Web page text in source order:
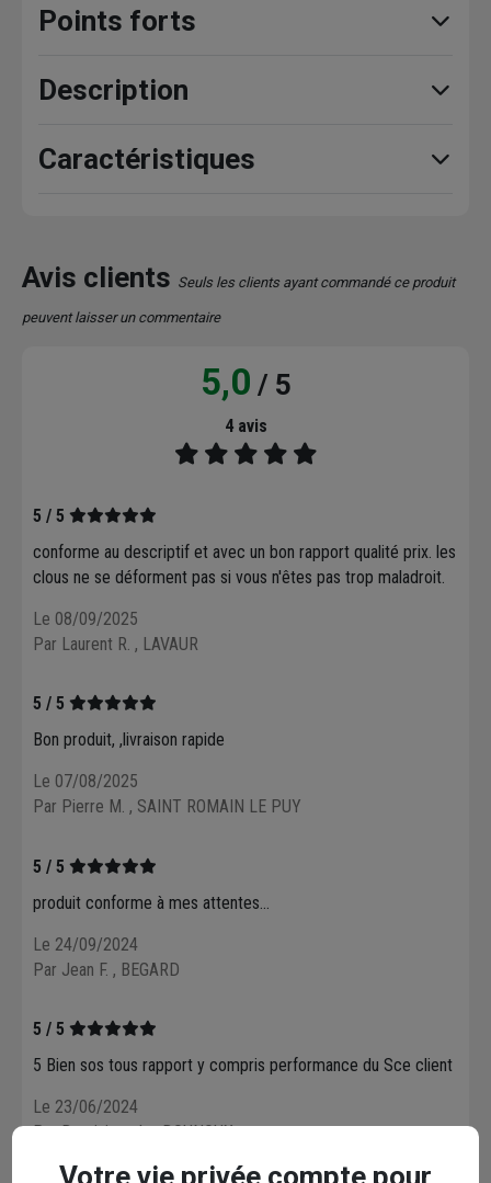
Points forts
Description
Caractéristiques
Avis clients Seuls les clients ayant commandé ce produit
peuvent laisser un commentaire
5,0 / 5
4 avis
5 / 5
conforme au descriptif et avec un bon rapport qualité prix. les
clous ne se déforment pas si vous n'êtes pas trop maladroit.
Le 08/09/2025
Par Laurent R. , LAVAUR
5 / 5
Bon produit, ,livraison rapide
Le 07/08/2025
Par Pierre M. , SAINT ROMAIN LE PUY
5 / 5
produit conforme à mes attentes...
Le 24/09/2024
Par Jean F. , BEGARD
5 / 5
5 Bien sos tous rapport y compris performance du Sce client
Le 23/06/2024
Par Dominique L., DOUNOUX
Votre vie privée compte pour